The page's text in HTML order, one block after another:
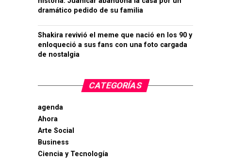
dramático pedido de su familia
Shakira revivió el meme que nació en los 90 y
enloqueció a sus fans con una foto cargada
de nostalgia
CATEGORÍAS
agenda
Ahora
Arte Social
Business
Ciencia y Tecnología